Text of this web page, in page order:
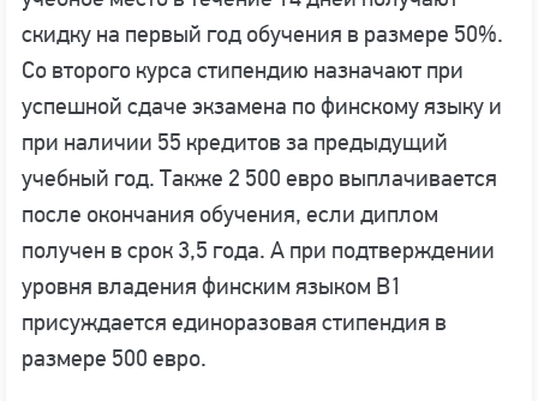
скидку на первый год обучения в размере 50%.
Со второго курса стипендию назначают при
успешной сдаче экзамена по финскому языку и
при наличии 55 кредитов за предыдущий
учебный год. Также 2 500 евро выплачивается
после окончания обучения, если диплом
получен в срок 3,5 года. А при подтверждении
уровня владения финским языком B1
присуждается единоразовая стипендия в
размере 500 евро.